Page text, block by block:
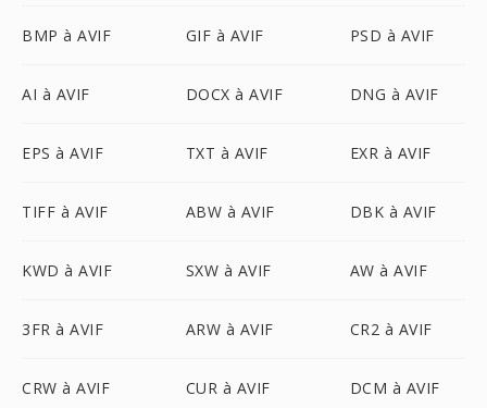
BMP à AVIF GIF à AVIF PSD à AVIF
AI à AVIF DOCX à AVIF DNG à AVIF
EPS à AVIF TXT à AVIF EXR à AVIF
TIFF à AVIF ABW à AVIF DBK à AVIF
KWD à AVIF SXW à AVIF AW à AVIF
3FR à AVIF ARW à AVIF CR2 à AVIF
CRW à AVIF CUR à AVIF DCM à AVIF